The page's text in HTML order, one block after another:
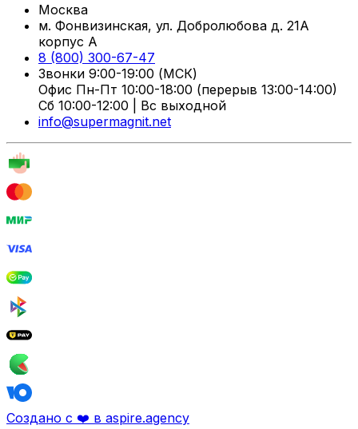
Москва
м. Фонвизинская, ул. Добролюбова д. 21А
корпус А
8 (800) 300-67-47
Звонки 9:00-19:00 (МСК)
Офис Пн-Пт 10:00-18:00 (перерыв 13:00-14:00)
Сб 10:00-12:00 | Вс выходной
info@supermagnit.net
Создано с ❤️ в aspire.agency